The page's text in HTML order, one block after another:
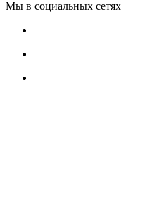
Мы в социальных сетях